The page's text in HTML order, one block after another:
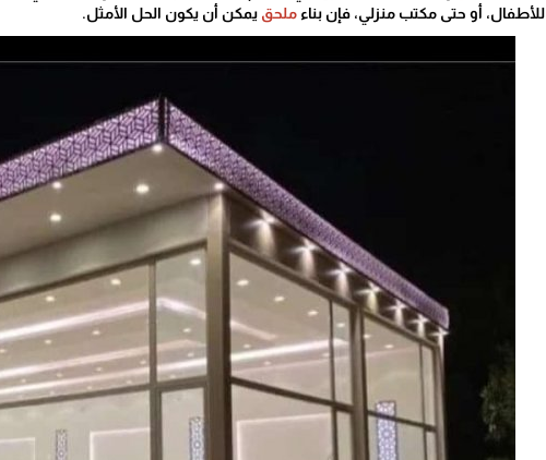
للأطفال، أو حتى مكتب منزلي، فإن بناءملحق يمكن أن يكون الحل الأمثل.